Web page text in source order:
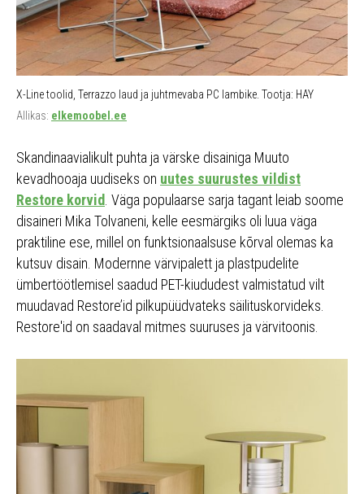
X-Line toolid, Terrazzo laud ja juhtmevaba PC lambike. Tootja: HAY
Allikas: elkemoobel.ee
Skandinaavialikult puhta ja värske disainiga Muuto
kevadhooaja uudiseks on uutes suurustes vildist
Restore korvid . Väga populaarse sarja tagant leiab soome
disaineri Mika Tolvaneni, kelle eesmärgiks oli luua väga
praktiline ese, millel on funktsionaalsuse kõrval olemas ka
kutsuv disain. Modernne värvipalett ja plastpudelite
ümbertöötlemisel saadud PET-kiududest valmistatud vilt
muudavad Restore’id pilkupüüdvateks säilituskorvideks.
Restore'id on saadaval mitmes suuruses ja värvitoonis.